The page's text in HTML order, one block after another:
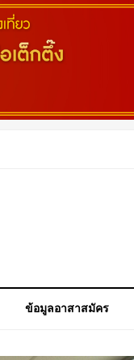
ข้อมูลอาสาสมัคร